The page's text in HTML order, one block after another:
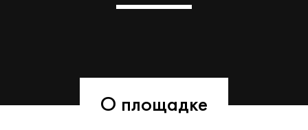
О площадке